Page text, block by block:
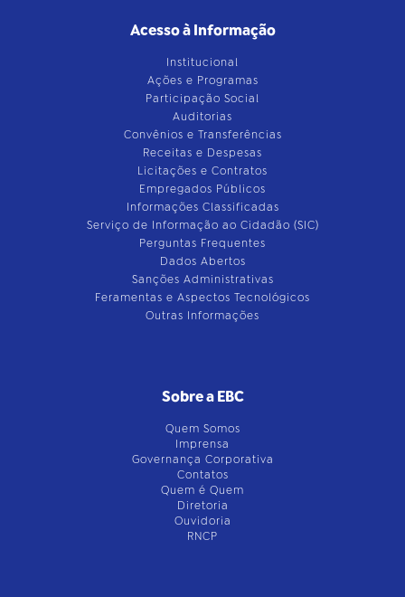
Acesso à Informação
Institucional
Ações e Programas
Participação Social
Auditorias
Convênios e Transferências
Receitas e Despesas
Licitações e Contratos
Empregados Públicos
Informações Classificadas
Serviço de Informação ao Cidadão (SIC)
Perguntas Frequentes
Dados Abertos
Sanções Administrativas
Feramentas e Aspectos Tecnológicos
Outras Informações
Sobre a EBC
Quem Somos
Imprensa
Governança Corporativa
Contatos
Quem é Quem
Diretoria
Ouvidoria
RNCP